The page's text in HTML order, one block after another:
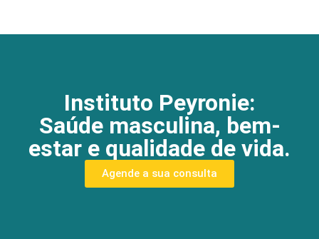
Instituto Peyronie:
Saúde masculina, bem-
estar e qualidade de vida.
Agende a sua consulta